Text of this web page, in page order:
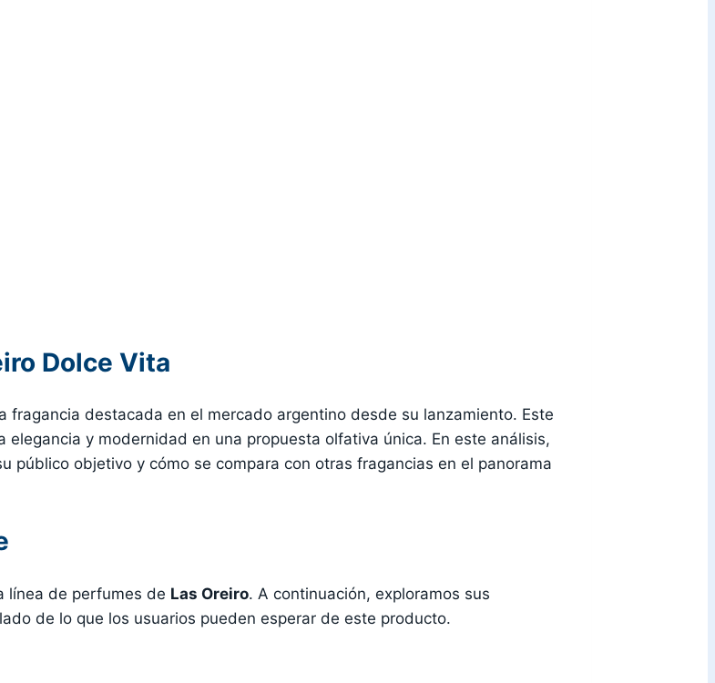
Dolce Vita
fragancia destacada en el mercado argentino desde su lanzamiento. Este
y modernidad en una propuesta olfativa única. En este análisis,
público objetivo y cómo se compara con otras fragancias en el panorama
línea de perfumes de Las Oreiro. A continuación, exploramos sus
de lo que los usuarios pueden esperar de este producto.